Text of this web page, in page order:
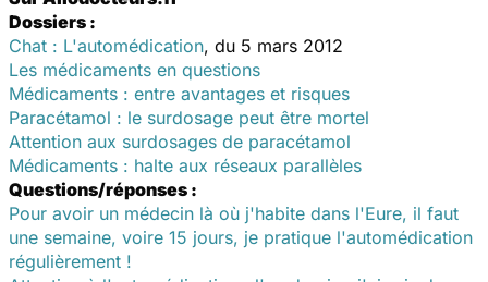
Dossiers :
Chat : L'automédication, du 5 mars 2012
Les médicaments en questions
Médicaments : entre avantages et risques
Paracétamol : le surdosage peut être mortel
Attention aux surdosages de paracétamol
Médicaments : halte aux réseaux parallèles
Questions/réponses :
Pour avoir un médecin là où j'habite dans l'Eure, il faut
une semaine, voire 15 jours, je pratique l'automédication
régulièrement !